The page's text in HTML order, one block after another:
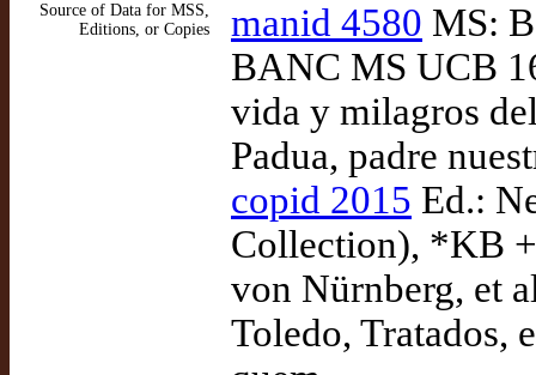
Source of Data for MSS,
Editions, or Copies
manid 4580 MS:
BANC MS UCB
vida y milagros
Padua, padre
copid 2015 Ed.:
Collection), *KB
von Nürnberg, et
Toledo, Tratados,